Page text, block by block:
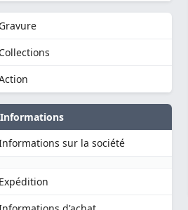
Gravure
Collections
Informations
sur la société
Expédition